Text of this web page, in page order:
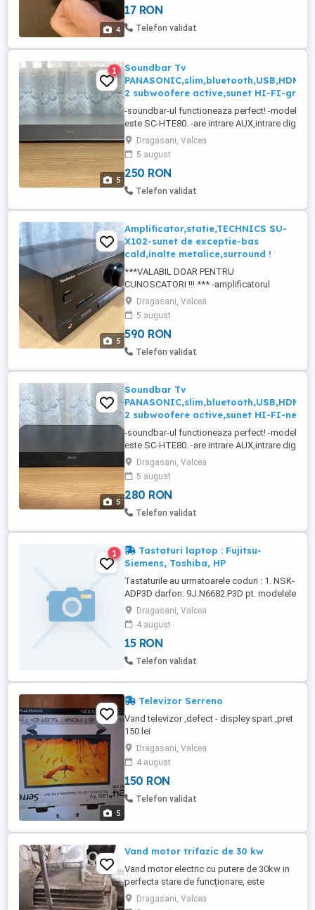
4
17 RON
Telefon validat
5
1
Soundbar Tv
2 subwoofere active,sunet HI-FI-gri
-soundbar-ul functioneaza perfect! -modelul
este SC-HTE80. -are intrare AUX,intrare digitala
optica,HDMI(ARC). -are 2 subwoofere. -
ca de cristal,cu bass puternic si inalte bine
pot oferii pe whatsapp un video cu soundbar-
functiune. -este made in Malaysia,nu
Dragasani, Valcea
5 august
250 RON
Telefon validat
5
Amplificator,statie,TECHNICS SU-
X102-sunet de exceptie-bas
cald,inalte metalice,surround !
***VALABIL DOAR PENTRU
CUNOSCATORI !!! *** -amplificatorul
functioneaza perfect fara nici un fel de
repros! -modelul exact este SU-X102. -
clasa A. -nu se gaseste la vanzare pe
Romania. -are 230 wati. -merge pe boxe
de 8-16 ohmi. -mai are 2 iesiri pentru boxe
lautari ...
Dragasani, Valcea
5 august
590 RON
Telefon validat
5
Soundbar Tv
2 subwoofere active,sunet HI-FI-negru
-soundbar-ul functioneaza perfect! -modelul
este SC-HTE80. -are intrare AUX,intrare digitala
optica,HDMI(ARC). -are 2 subwoofere. -
ca de cristal,cu bass puternic si inalte bine
pot oferii pe whatsapp un video cu soundbar-
functiune. -este made in Malaysia,nu
Dragasani, Valcea
5 august
280 RON
Telefon validat
1
Tastaturi laptop : Fujitsu-
Siemens, Toshiba, HP
Tastaturile au urmatoarele coduri : 1. NSK-
ADP3D darfon: 9J.N6682.P3D pt. modelele
: Fujitsu-Siemens Amilo, F-S Amilo Pro, F-
S Esprimo MSI MegaBook 2.
KFRSBA114A ver:UK01 pt. modelele :
Toshiba-Satellite A200, A205, A215, T-S
Qosmio, T-S L200, L300, L310, T-S M200,
Dragasani, Valcea
4 august
15 RON
Telefon validat
5
Televizor Serreno
Vand televizor ,defect - displey spart ,pret
150 lei
Dragasani, Valcea
4 august
150 RON
Telefon validat
Vand motor trifazic de 30 kw
Vand motor electric cu putere de 30kw in
perfecta stare de funcționare, este
racordat la tensiune de 380. Acesta a fost
folosit la o moară de uroială, deși nu are
Dragasani, Valcea